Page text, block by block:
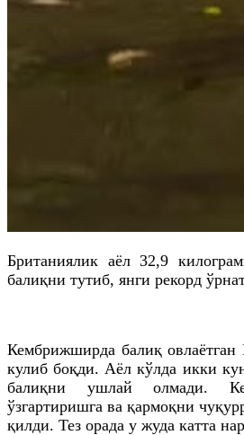
Британиялик аёл 32,9
балиқни тутиб, янги рекорд
Кембрижширда балиқ овлаётган
кулиб боқди. Аёл кўлда икки
балиқни ушлай олмади.
ўзгартиришга ва қармоқни
қилди. Тез орада у жуда катта